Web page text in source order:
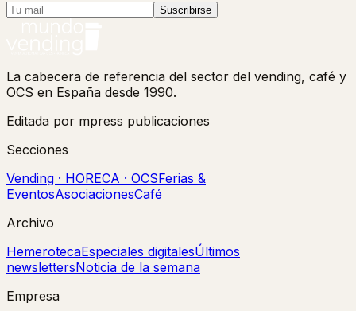
Suscribirse
La cabecera de referencia del sector del vending, café y
OCS en España desde 1990.
Editada por mpress publicaciones
Secciones
Vending · HORECA · OCSFerias &
EventosAsociacionesCafé
Archivo
HemerotecaEspeciales digitalesÚltimos
newslettersNoticia de la semana
Empresa